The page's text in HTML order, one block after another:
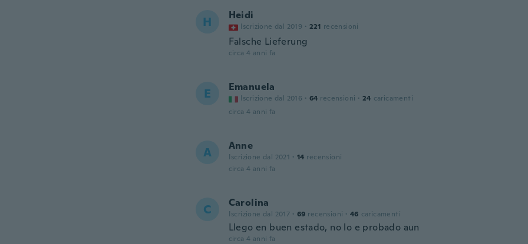
H Heidi
Iscrizione dal 2019 · 221 recensioni
Falsche Lieferung
circa 4 anni fa
E Emanuela
Iscrizione dal 2016 · 64 recensioni · 24 caricamenti
circa 4 anni fa
A Anne
Iscrizione dal 2021 · 14 recensioni
circa 4 anni fa
C Carolina
Iscrizione dal 2017 · 69 recensioni · 46 caricamenti
Llego en buen estado, no lo e probado aun
circa 4 anni fa